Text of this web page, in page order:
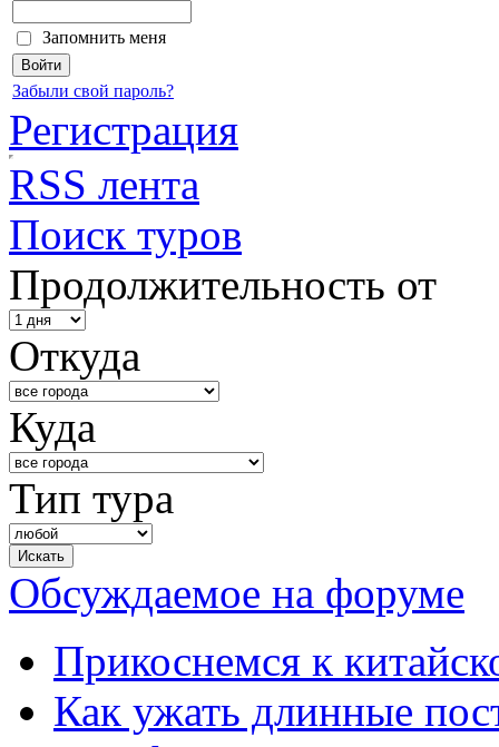
Запомнить меня
Забыли свой пароль?
Регистрация
RSS лента
Поиск туров
Продолжительность от
Откуда
Куда
Тип тура
Обсуждаемое на форуме
Прикоснемся к
Как ужать длинные